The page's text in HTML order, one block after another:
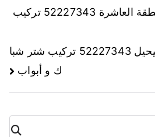
فني تركيب شتر المنطقة العاشرة 52227343 تركيب
فني تركيب شتر الفحيحيل 52227343 تركيب شتر شبا
ك و أبواب
البح
ث